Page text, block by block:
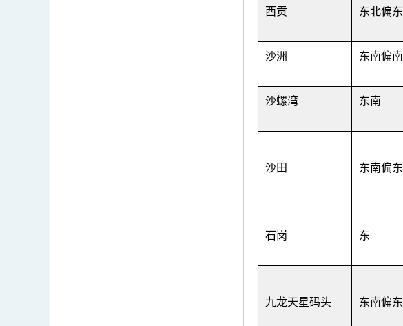
西贡 东北偏东
沙洲 东南偏南
沙螺湾 东南
沙田 东南偏东
石岗 东
九龙天星码头 东南偏东